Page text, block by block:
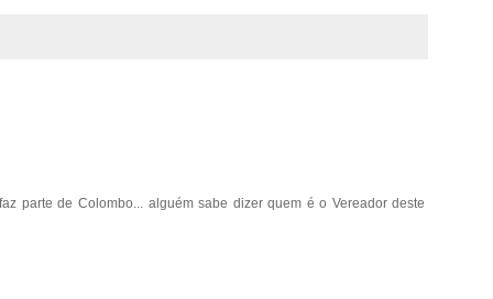
parte de Colombo... alguém sabe dizer quem é o Vereador deste